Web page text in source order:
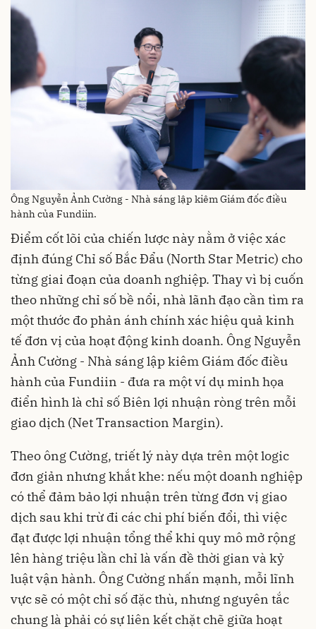
Ông Nguyễn Ảnh Cường - Nhà sáng lập kiêm Giám đốc điều
hành của Fundiin.
Điểm cốt lõi của chiến lược này nằm ở việc xác
định đúng Chỉ số Bắc Đẩu (North Star Metric) cho
từng giai đoạn của doanh nghiệp. Thay vì bị cuốn
theo những chỉ số bề nổi, nhà lãnh đạo cần tìm ra
một thước đo phản ánh chính xác hiệu quả kinh
tế đơn vị của hoạt động kinh doanh. Ông Nguyễn
Ảnh Cường - Nhà sáng lập kiêm Giám đốc điều
hành của Fundiin - đưa ra một ví dụ minh họa
điển hình là chỉ số Biên lợi nhuận ròng trên mỗi
giao dịch (Net Transaction Margin).
Theo ông Cường, triết lý này dựa trên một logic
đơn giản nhưng khắt khe: nếu một doanh nghiệp
có thể đảm bảo lợi nhuận trên từng đơn vị giao
dịch sau khi trừ đi các chi phí biến đổi, thì việc
đạt được lợi nhuận tổng thể khi quy mô mở rộng
lên hàng triệu lần chỉ là vấn đề thời gian và kỷ
luật vận hành. Ông Cường nhấn mạnh, mỗi lĩnh
vực sẽ có một chỉ số đặc thù, nhưng nguyên tắc
chung là phải có sự liên kết chặt chẽ giữa hoạt